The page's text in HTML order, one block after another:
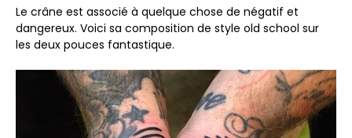
Le crâne est associé à quelque chose de négatif et
dangereux. Voici sa composition de style old school sur
les deux pouces fantastique.